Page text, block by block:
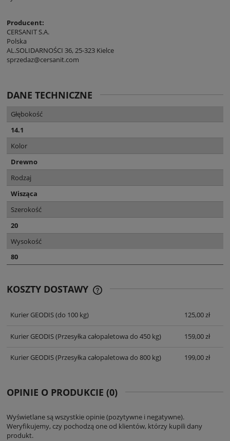
Producent:
CERSANIT S.A.
Polska
AL.SOLIDARNOŚCI 36, 25-323 Kielce
sprzedaz@cersanit.com
DANE TECHNICZNE
Głębokość
14.1
Kolor
Drewno
Rodzaj
Wisząca
Szerokość
20
Wysokość
80
KOSZTY DOSTAWY
Kurier GEODIS(do 100 kg) 125,00 zł
Kurier GEODIS(Przesyłka całopaletowa do 450 kg) 159,00 zł
Kurier GEODIS(Przesyłka całopaletowa do 800 kg) 199,00 zł
OPINIE O PRODUKCIE (0)
Wyświetlane są wszystkie opinie (pozytywne i negatywne).
Weryfikujemy, czy pochodzą one od klientów, którzy kupili dany
produkt.